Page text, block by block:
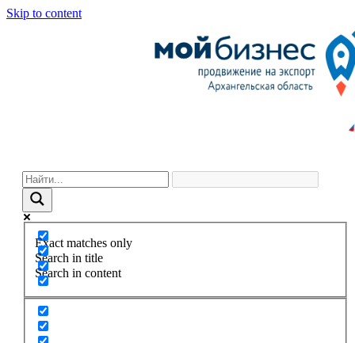
Skip to content
Exact matches only
Search in title
Search in content